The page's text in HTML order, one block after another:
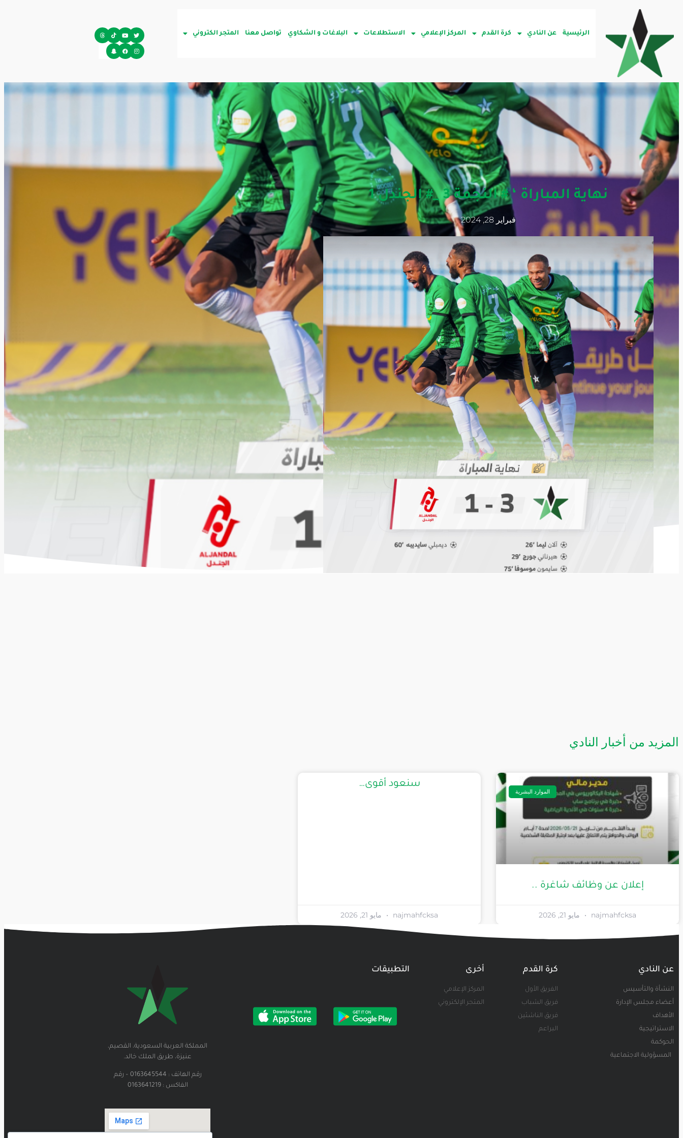
الرئيسية عن النادي كرة القدم المركز الإعلامي الاستطلاعات البلاغات و الشكاوي تواصل معنا المتجر الكتروني
نهاية المباراة ‘ # النجمة 3 _# الجندل 1
فبراير 28, 2024
المزيد من أخبار النادي
الموارد البشرية
إعلان عن وظائف شاغرة ..
najmahfcksa مايو 21, 2026
سنعود أقوى…
najmahfcksa مايو 21, 2026
عن النادي
النشأة والتأسيس
أعضاء مجلس الإدارة
الأهداف
الاستراتيجية
الحوكمة
المسؤولية الاجتماعية
كرة القدم
الفريق الأول
فريق الشباب
فريق الناشئين
البراعم
أخرى
المركز الإعلامي
المتجر الإلكتروني
التطبيقات
المملكة العربية السعودية، القصيم،
عنيزة، طريق الملك خالد.
رقم الهاتف : 0163645544 – رقم
الفاكس : 0163641219